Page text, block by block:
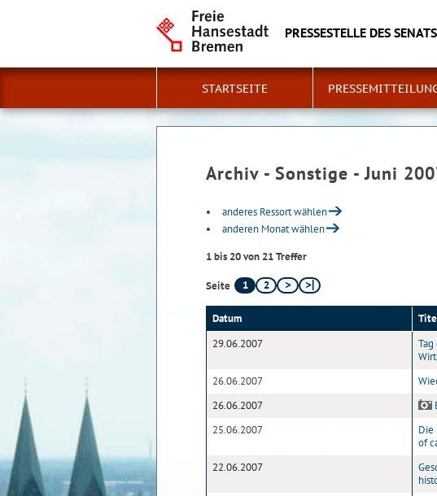
PRESSESTELLE DES SENATS
STARTSEITE
Archiv - Sonstige - Juni
anderes Ressort wählen
anderen Monat wählen
1 bis 20 von 21 Treffer
Seite 1 2
Datum
29.06.2007
26.06.2007
26.06.2007
25.06.2007
Die
of
22.06.2007